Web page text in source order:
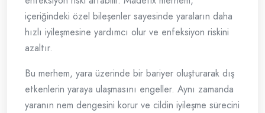
içeriğindeki özel bileşenler sayesinde yaraların daha
hızlı iyileşmesine yardımcı olur ve enfeksiyon riskini
azaltır.
Bu merhem, yara üzerinde bir bariyer oluşturarak dış
etkenlerin yaraya ulaşmasını engeller. Aynı zamanda
yaranın nem dengesini korur ve cildin iyileşme sürecini